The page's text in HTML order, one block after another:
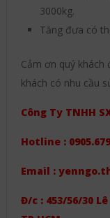
3000kg.
Tăng đưa có
Cảm ơn quý khách
khách có nhu cầu
Công Ty TNHH
Hotline :
Email :
Đ/c : 453/56/30